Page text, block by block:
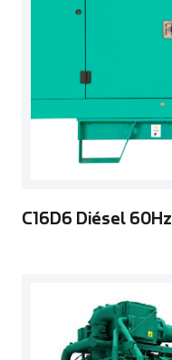
C16D6 Diésel 60Hz